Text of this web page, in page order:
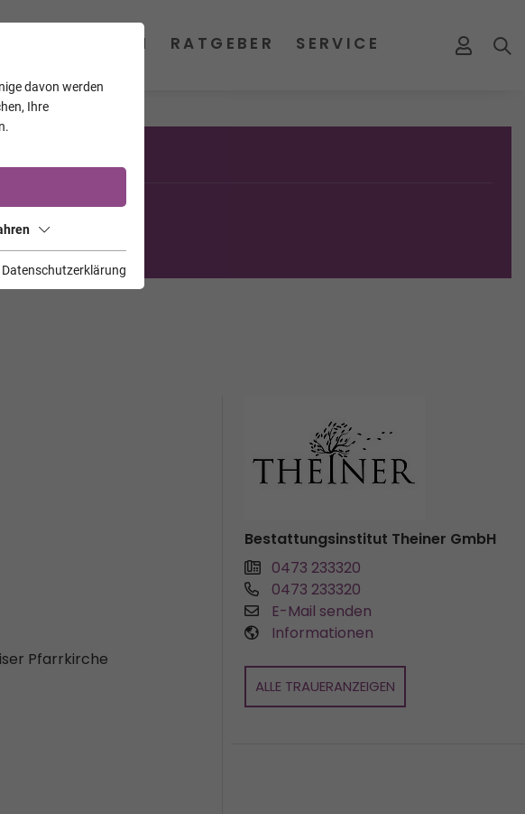
registriert?
<<
Pfarrkirche
Bestattungsinstitut Theiner GmbH
0473 233320
0473 233320
E-Mail senden
Informationen
ALLE TRAUERANZEIGEN
davon werden
Ihre
Datenschutzerklärung
UNTERNEHMEN RATGEBER SERVICE